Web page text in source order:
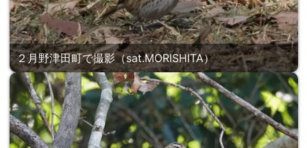
２月野津田町で撮影（sat.MORISHITA）